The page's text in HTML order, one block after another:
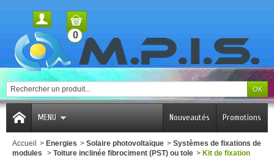
0
MENU Promotions
Nouveautés
Accueil > Energies > Solaire photovoltaïque > Systèmes de fixations de
modules
> Toiture inclinée fibrociment (PST) ou tole > Kit de fixation